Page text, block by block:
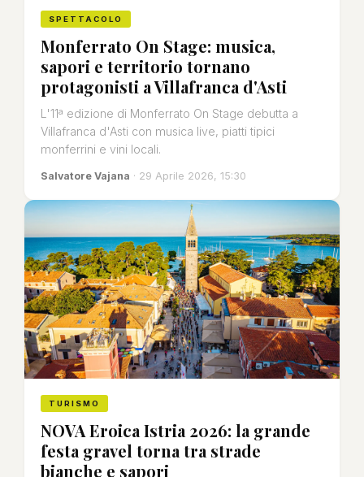
SPETTACOLO
Monferrato On Stage: musica,
sapori e territorio tornano
protagonisti a Villafranca d'Asti
L'11ª edizione di Monferrato On Stage debutta a
Villafranca d'Asti con musica live, piatti tipici
monferrini e vini locali.
Salvatore Vajana · 29 Aprile 2026, 15:30
TURISMO
NOVA Eroica Istria 2026: la grande
festa gravel torna tra strade
bianche e sapori